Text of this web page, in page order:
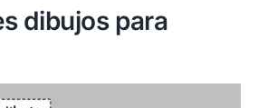
dibujos para